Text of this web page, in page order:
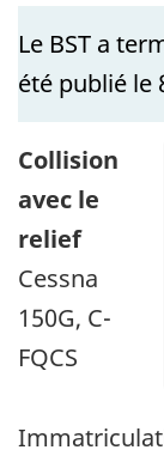
Le BST a
été publié le
Collision
avec le
relief
Cessna
150G, C-
FQCS